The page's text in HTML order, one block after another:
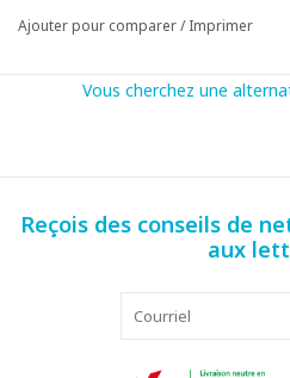
protection en polymère
Sols thermoplastiques en PVC
Ajouter pour comparer/Imprimer
Vous cherchez une
Reçois des conseils de
aux